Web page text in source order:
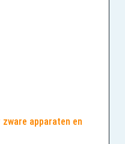
apparaten en